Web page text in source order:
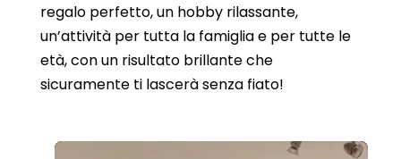
regalo perfetto, un hobby rilassante,
un’attività per tutta la famiglia e per tutte le
età, con un risultato brillante che
sicuramente ti lascerà senza fiato!